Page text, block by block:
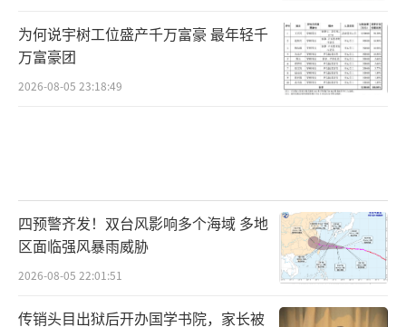
为何说宇树工位盛产千万富豪 最年轻千
万富豪团
2026-08-05 23:18:49
四预警齐发！双台风影响多个海域 多地
区面临强风暴雨威胁
2026-08-05 22:01:51
传销头目出狱后开办国学书院，家长被